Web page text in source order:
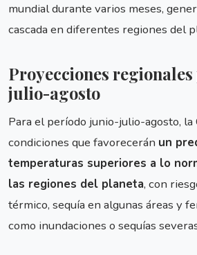
mundial durante varios meses,
cascada en diferentes regiones del
Proyecciones
julio-agosto
Para el período junio-julio-agosto,
condiciones que favorecerán un
temperaturas superiores a lo
las regiones del planeta, con
térmico, sequía en algunas áreas y
como inundaciones o sequías